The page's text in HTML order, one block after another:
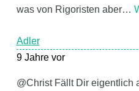
was von Rigoristen aber…
Adler
9 Jahre vor
@Christ Fällt Dir eigentlich